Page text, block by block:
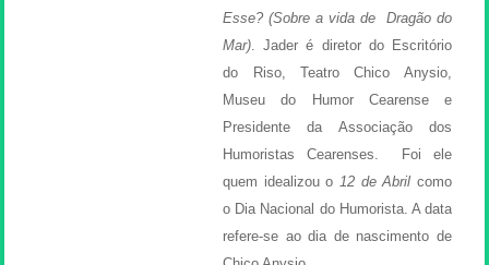
Esse? (Sobre a vida de Dragão do
Mar) . Jader é diretor do Escritório
do Riso, Teatro Chico Anysio,
Museu do Humor Cearense e
Presidente da Associação dos
Humoristas Cearenses. Foi ele
quem idealizou o 12 de Abril como
o Dia Nacional do Humorista. A data
refere-se ao dia de nascimento de